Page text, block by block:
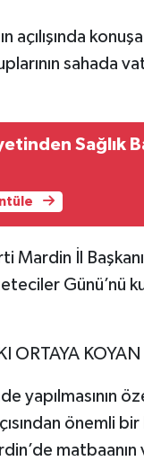
sahada
Sağlık
Mardin İl
Günü’nü
ORTAYA
yapılmasının
önemli
matbaanın